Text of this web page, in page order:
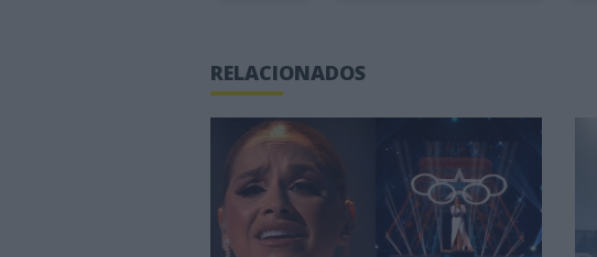
RELACIONADOS